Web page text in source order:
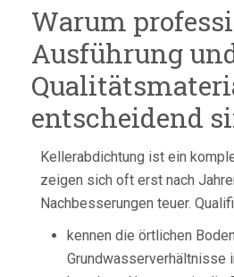
Warum
Ausführung
entscheidend
Kellerabdichtung ist ein
zeigen sich oft erst nach
Nachbesserungen teuer.
kennen die örtlichen
Grundwasserverhältnisse